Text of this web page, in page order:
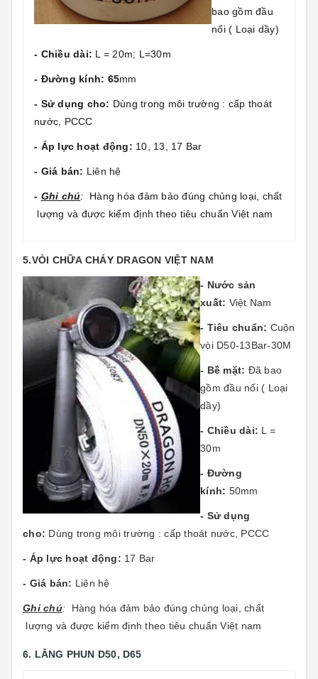
bao gồm đầu
nối ( Loại dầy)
- Chiều dài: L = 20m; L=30m
- Đường kính: 65mm
- Sử dụng cho: Dùng trong môi trường : cấp thoát
nước, PCCC
- Áp lực hoạt động: 10, 13, 17 Bar
- Giá bán: Liên hệ
- Ghi chú: Hàng hóa đảm bảo đúng chủng loại, chất
lượng và được kiểm định theo tiêu chuẩn Việt nam
5.VÒI CHỮA CHÁY DRAGON VIỆT NAM
- Nước sản
xuất: Việt Nam
- Tiêu chuẩn: Cuộn
vòi D50-13Bar-30M
- Bề mặt: Đã bao
gồm đầu nối ( Loại
dầy)
- Chiều dài: L =
30m
- Đường
kính: 50mm
- Sử dụng
cho: Dùng trong môi trường : cấp thoát nước, PCCC
- Áp lực hoạt động: 17 Bar
- Giá bán: Liên hệ
Ghi chú: Hàng hóa đảm bảo đúng chủng loại, chất
lượng và được kiểm định theo tiêu chuẩn Việt nam
6. LĂNG PHUN D50, D65